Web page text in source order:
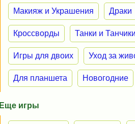
Макияж и Украшения Драки
Кроссворды Танки и Танчики
Игры для двоих Уход за
Для планшета Новогодние
Еще игры